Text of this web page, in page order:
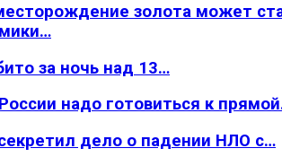
золота может
за ночь над 13…
надо готовиться к
дело о падении НЛО с…